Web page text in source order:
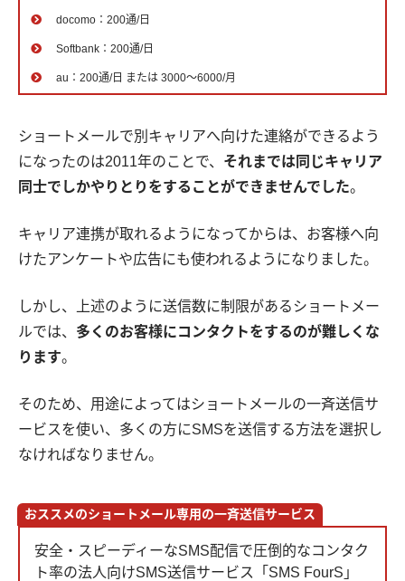
docomo：200通/日
Softbank：200通/日
au：200通/日 または 3000〜6000/月
ショートメールで別キャリアへ向けた連絡ができるよう
になったのは2011年のことで、 それまでは同じキャリア
同士でしかやりとりをすることができませんでした。
キャリア連携が取れるようになってからは、お客様へ向
けたアンケートや広告にも使われるようになりました。
しかし、上述のように送信数に制限があるショートメー
ルでは、 多くのお客様にコンタクトをするのが難しくな
ります。
そのため、用途によってはショートメールの一斉送信サ
ービスを使い、多くの方にSMSを送信する方法を選択し
なければなりません。
おススメのショートメール専用の一斉送信サービス
安全・スピーディーなSMS配信で圧倒的なコンタク
ト率の法人向けSMS送信サービス「SMS FourS」